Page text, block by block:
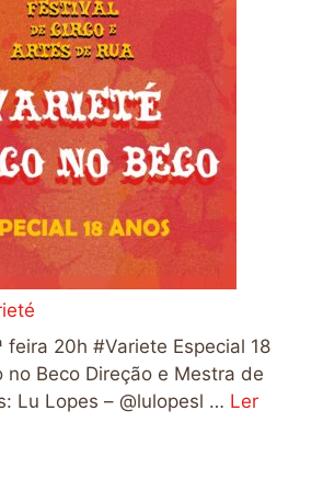
feira 20h #Variete Especial 18
no Beco Direção e Mestra de
Lu Lopes – @lulopesl … Ler